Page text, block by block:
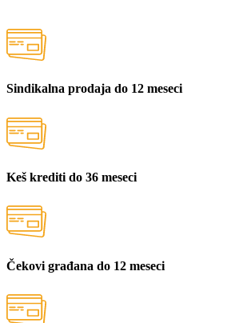
Sindikalna prodaja do 12 meseci
Keš krediti do 36 meseci
Čekovi građana do 12 meseci